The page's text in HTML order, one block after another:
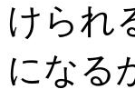
けられ
になる